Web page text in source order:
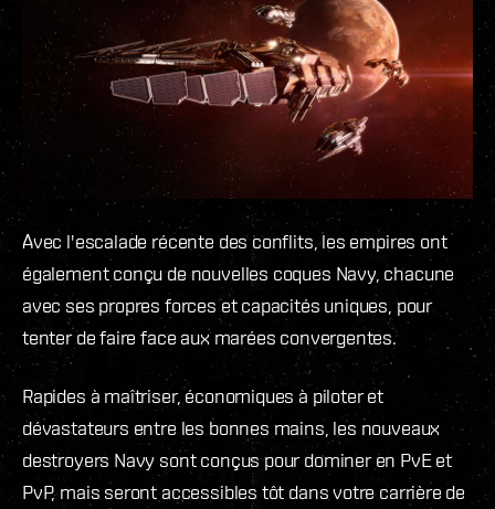
Avec l'escalade récente des conflits, les empires ont
également conçu de nouvelles coques Navy, chacune
avec ses propres forces et capacités uniques, pour
tenter de faire face aux marées convergentes.
Rapides à maîtriser, économiques à piloter et
dévastateurs entre les bonnes mains, les nouveaux
destroyers Navy sont conçus pour dominer en PvE et
PvP, mais seront accessibles tôt dans votre carrière de